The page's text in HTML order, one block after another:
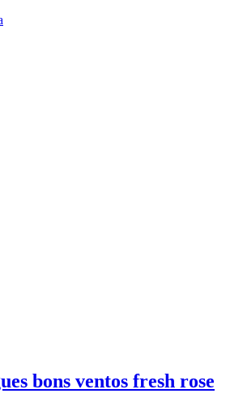
bons ventos fresh rose